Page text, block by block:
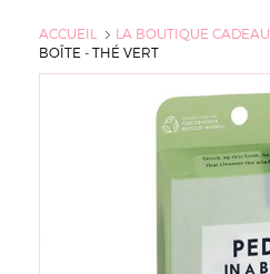
ACCUEIL LA BOUTIQUE CADEAU
BOÎTE - THÉ VERT